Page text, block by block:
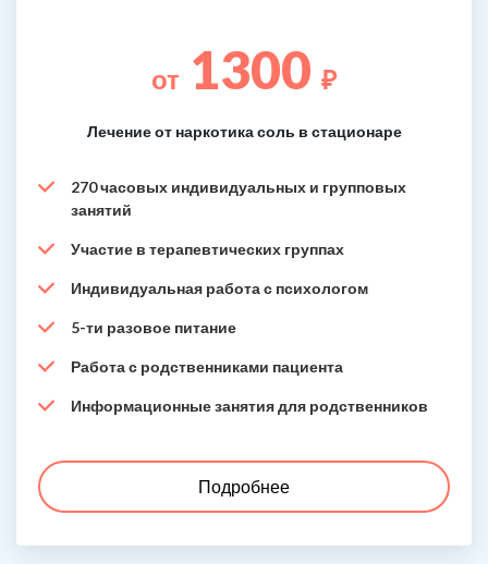
от 1300 ₽
Лечение от наркотика соль в стационаре
270 часовых индивидуальных и групповых
занятий
Участие в терапевтических группах
Индивидуальная работа с психологом
5-ти разовое питание
Работа с родственниками пациента
Информационные занятия для родственников
Подробнее